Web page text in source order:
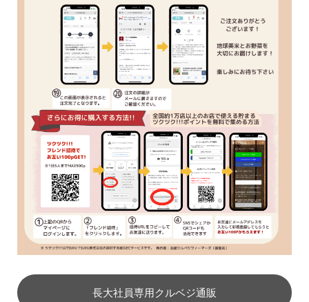
長大社員専用クルベジ通販